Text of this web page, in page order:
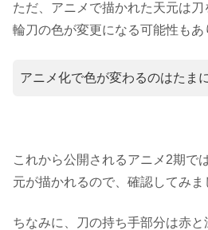
ただ、アニメで描かれた天元は刀
輪刀の色が変更になる可能性もあ
アニメ化で色が変わるのはたま
これから公開されるアニメ2期で
元が描かれるので、確認してみま
ちなみに、刀の持ち手部分は赤